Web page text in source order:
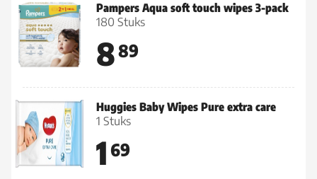
Pampers Aqua soft touch wipes 3-pack
180 Stuks
889
Huggies Baby Wipes Pure extra care
1 Stuks
1 69